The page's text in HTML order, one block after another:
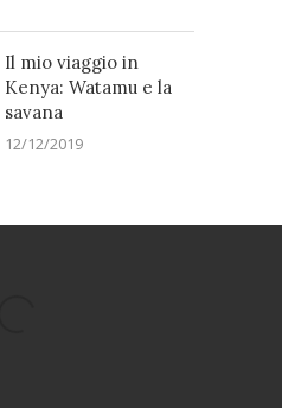
Il mio viaggio in
Kenya: Watamu e la
savana
12/12/2019